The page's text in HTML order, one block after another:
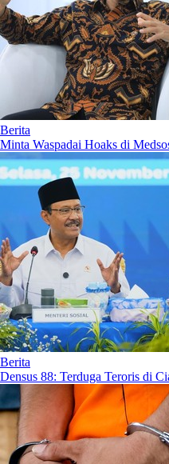
Berita
Minta Waspadai Hoaks di
Berita
Densus 88: Terduga Teroris di